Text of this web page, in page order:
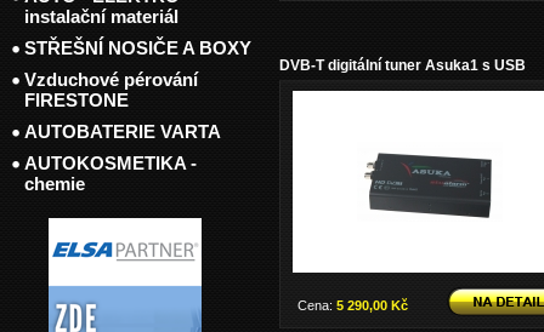
DVB-T digitální tuner Asuka1 s USB
Cena: 5 290,00 Kč
instalační materiál
STŘEŠNÍ NOSIČE A BOXY
Vzduchové pérování
FIRESTONE
AUTOBATERIE VARTA
AUTOKOSMETIKA -
chemie